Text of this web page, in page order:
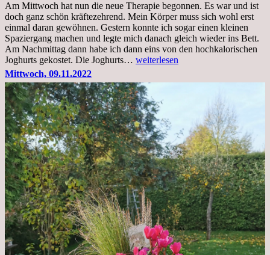
Am Mittwoch hat nun die neue Therapie begonnen. Es war und ist
doch ganz schön kräftezehrend. Mein Körper muss sich wohl erst
einmal daran gewöhnen. Gestern konnte ich sogar einen kleinen
Spaziergang machen und legte mich danach gleich wieder ins Bett.
Am Nachmittag dann habe ich dann eins von den hochkalorischen
Joghurts gekostet. Die Joghurts… Freitag,
Therapie
Beginn
gut
überstanden
weiterlesen
Mittwoch, 09.11.2022